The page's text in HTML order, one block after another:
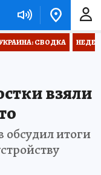
СВОДКА
взяли
обсудил итоги